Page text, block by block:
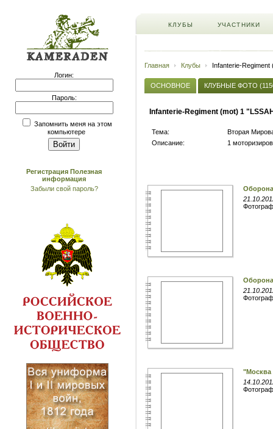
Логин:
Пароль:
Запомнить меня на этом
компьютере
Регистрация Полезная
информация
Забыли свой пароль?
КЛУБЫ УЧАСТНИКИ
Главная Клубы Infanterie-Regiment
ОСНОВНОЕ КЛУБНЫЕ ФОТО
Infanterie-Regiment (mot) 1
Тема:
Вторая
Описание:
1
Оборона
Оборона
"Москва